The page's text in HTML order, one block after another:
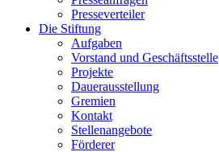
Presseverteiler
Die Stiftung
Aufgaben
Vorstand und Geschäftsstelle
Projekte
Dauerausstellung
Gremien
Kontakt
Stellenangebote
Förderer